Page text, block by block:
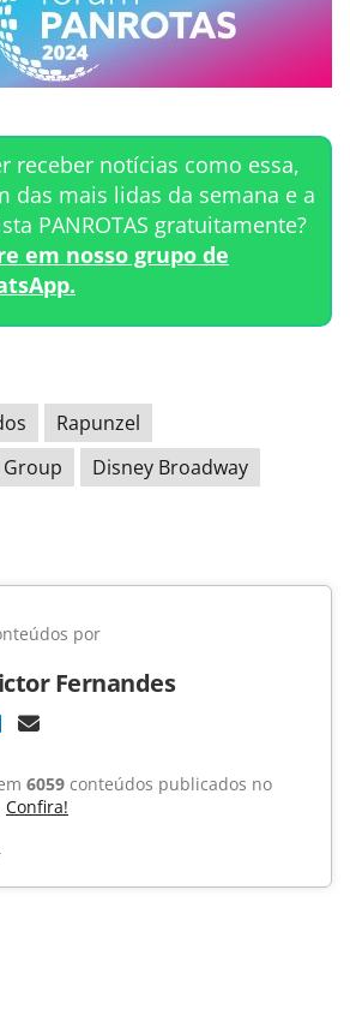
receber notícias como essa,
das mais lidas da semana e a
PANROTAS gratuitamente?
em nosso grupo de
Rapunzel
Disney Broadway
por
Fernandes
6059 conteúdos publicados no
Confira!